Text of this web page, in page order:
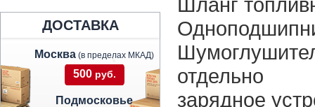
ДОСТАВКА
Москва (в пределах МКАД)
500 руб.
Подмосковье
отдельно
зарядное